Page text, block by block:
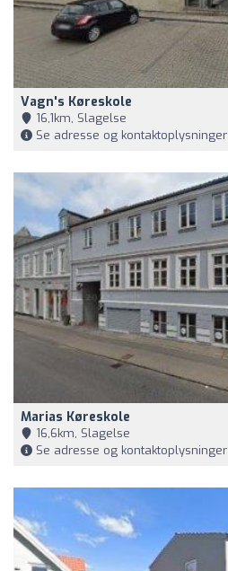
Vagn's Køreskole
16,1km, Slagelse
Se adresse og kontaktoplysninger
Marias Køreskole
16,6km, Slagelse
Se adresse og kontaktoplysninger